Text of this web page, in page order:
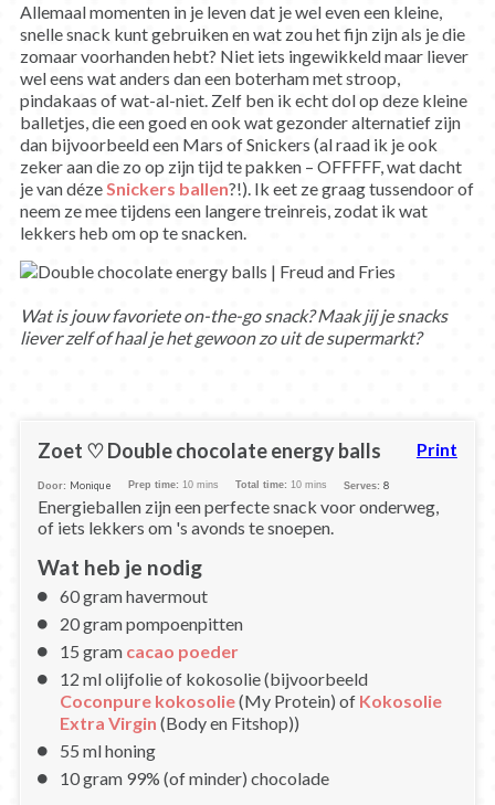
Allemaal momenten in je leven dat je wel even een kleine,
snelle snack kunt gebruiken en wat zou het fijn zijn als je die
zomaar voorhanden hebt? Niet iets ingewikkeld maar liever
wel eens wat anders dan een boterham met stroop,
pindakaas of wat-al-niet. Zelf ben ik echt dol op deze kleine
balletjes, die een goed en ook wat gezonder alternatief zijn
dan bijvoorbeeld een Mars of Snickers (al raad ik je ook
zeker aan die zo op zijn tijd te pakken – OFFFFF, wat dacht
je van dézeSnickers ballen?!). Ik eet ze graag tussendoor of
neem ze mee tijdens een langere treinreis, zodat ik wat
lekkers heb om op te snacken.
Wat is jouw favoriete on-the-go snack? Maak jij je snacks
liever zelf of haal je het gewoon zo uit de supermarkt?
Zoet ♡ Double chocolate energy balls Print
Door: Monique Prep time: 10 mins Total time: 10 mins Serves: 8
Energieballen zijn een perfecte snack voor onderweg,
of iets lekkers om 's avonds te snoepen.
Wat heb je nodig
60 gram havermout
20 gram pompoenpitten
15 gram cacao poeder
12 ml olijfolie of kokosolie (bijvoorbeeld
Coconpure kokosolie(My Protein) of Kokosolie
Extra Virgin (Body en Fitshop))
55 ml honing
10 gram 99% (of minder) chocolade